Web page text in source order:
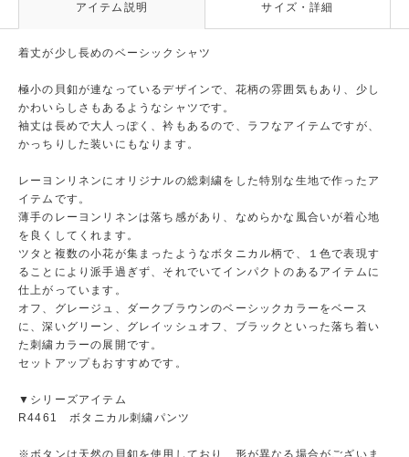
アイテム説明 サイズ・詳細
着丈が少し長めのベーシックシャツ
極小の貝釦が連なっているデザインで、花柄の雰囲気もあり、少し
かわいらしさもあるようなシャツです。
袖丈は長めで大人っぽく、衿もあるので、ラフなアイテムですが、
かっちりした装いにもなります。
レーヨンリネンにオリジナルの総刺繍をした特別な生地で作ったア
イテムです。
薄手のレーヨンリネンは落ち感があり、なめらかな風合いが着心地
を良くしてくれます。
ツタと複数の小花が集まったようなボタニカル柄で、１色で表現す
ることにより派手過ぎず、それでいてインパクトのあるアイテムに
仕上がっています。
オフ、グレージュ、ダークブラウンのベーシックカラーをベース
に、深いグリーン、グレイッシュオフ、ブラックといった落ち着い
た刺繍カラーの展開です。
セットアップもおすすめです。
▼シリーズアイテム
R4461 ボタニカル刺繍パンツ
※ボタンは天然の貝釦を使用しており、形が異なる場合がございま